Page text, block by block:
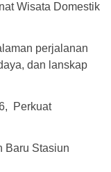
Wisata Domestik
perjalanan
dan lanskap
Perkuat
Baru Stasiun